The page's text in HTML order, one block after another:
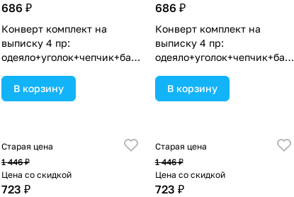
686 ₽
Конверт комплект на
выписку 4 пр:
одеяло+уголок+чепчик+бант
ассортименте.
В корзину
686 ₽
Конверт комплект на
выписку 4 пр:
одеяло+уголок+чепчик+бант
ассортименте.
В корзину
Старая цена
1 446 ₽
Цена со скидкой
723 ₽
Старая цена
1 446 ₽
Цена со скидкой
723 ₽